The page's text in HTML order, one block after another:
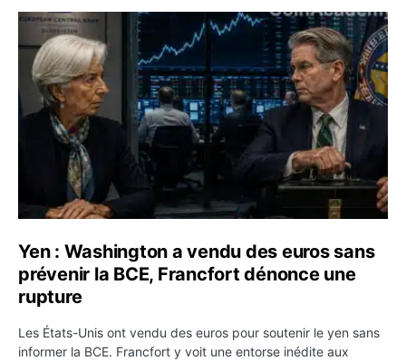
Yen : Washington a vendu des euros sans prévenir la
Yen : Washington a vendu des euros sans
prévenir la BCE, Francfort dénonce une
rupture
Les États-Unis ont vendu des euros pour soutenir le yen sans
informer la BCE. Francfort y voit une entorse inédite aux